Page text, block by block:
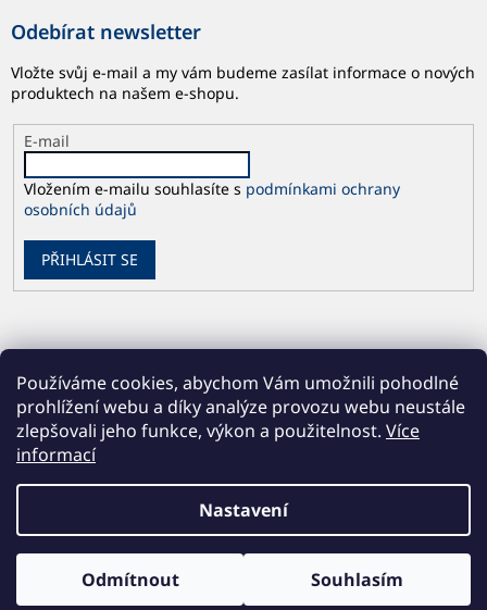
Používáme cookies, abychom Vám umožnili pohodlné
prohlížení webu a díky analýze provozu webu neustále
zlepšovali jeho funkce, výkon a použitelnost. Více
informací
Nastavení
Odmítnout Souhlasím
Odebírat newsletter
Vložte svůj e-mail a my vám budeme zasílat informace o nových
produktech na našem e-shopu.
E-mail
Vložením e-mailu souhlasíte s podmínkami ochrany
osobních údajů
PŘIHLÁSIT SE
Copyright 2026Česká geologická služba. Všechna práva
vyhrazena.
Upravit nastavení cookies